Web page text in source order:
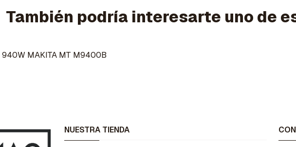
También podría interesarte uno de
940W MAKITA MT M9400B
NUESTRA TIENDA